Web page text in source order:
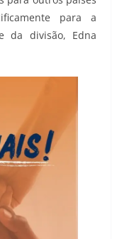
para a
da divisão, Edna